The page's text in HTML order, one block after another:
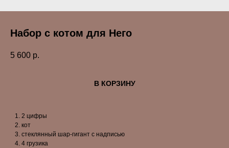
Набор с котом для Него
5 600 р.
В КОРЗИНУ
2 цифры
кот
стеклянный шар-гигант с надписью
4 грузика